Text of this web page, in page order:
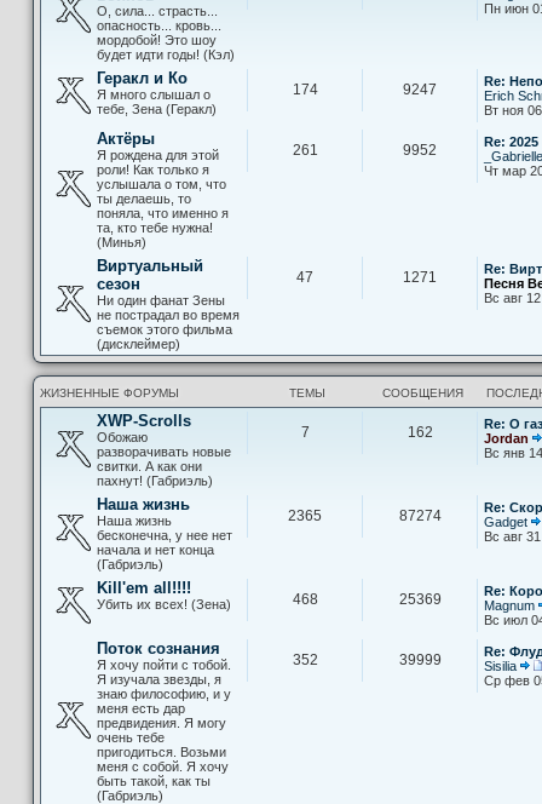
О, сила... страсть...
опасность... кровь...
мордобой! Это шоу
будет идти годы! (Кэл)
Пн июн
Геракл и Ко
Я много слышал о
тебе, Зена (Геракл)
174 9247
Re:
Erich
Вт ноя
Актёры
Я рождена для этой
роли! Как только я
услышала о том, что
ты делаешь, то
поняла, что именно я
та, кто тебе нужна!
(Минья)
261 9952
Re:
Чт мар
Виртуальный
сезон
Ни один фанат Зены
не пострадал во время
съемок этого фильма
(дисклеймер)
47 1271
Re:
Песня
Вс авг
ЖИЗНЕННЫЕ ФОРУМЫ ТЕМЫ СООБЩЕНИЯ
XWP-Scrolls
Обожаю
разворачивать новые
свитки. А как они
пахнут! (Габриэль)
7 162
Re: О
Jordan
Вс янв
Наша жизнь
Наша жизнь
бесконечна, у нее нет
начала и нет конца
(Габриэль)
2365 87274
Re:
Gadget
Вс авг
Kill'em all!!!!
Убить их всех! (Зена) 468 25369
Re:
Magnum
Вс июл
Поток сознания
Я хочу пойти с тобой.
Я изучала звезды, я
знаю философию, и у
меня есть дар
предвидения. Я могу
очень тебе
пригодиться. Возьми
меня с собой. Я хочу
быть такой, как ты
(Габриэль)
352 39999
Re:
Sisilia
Ср фев